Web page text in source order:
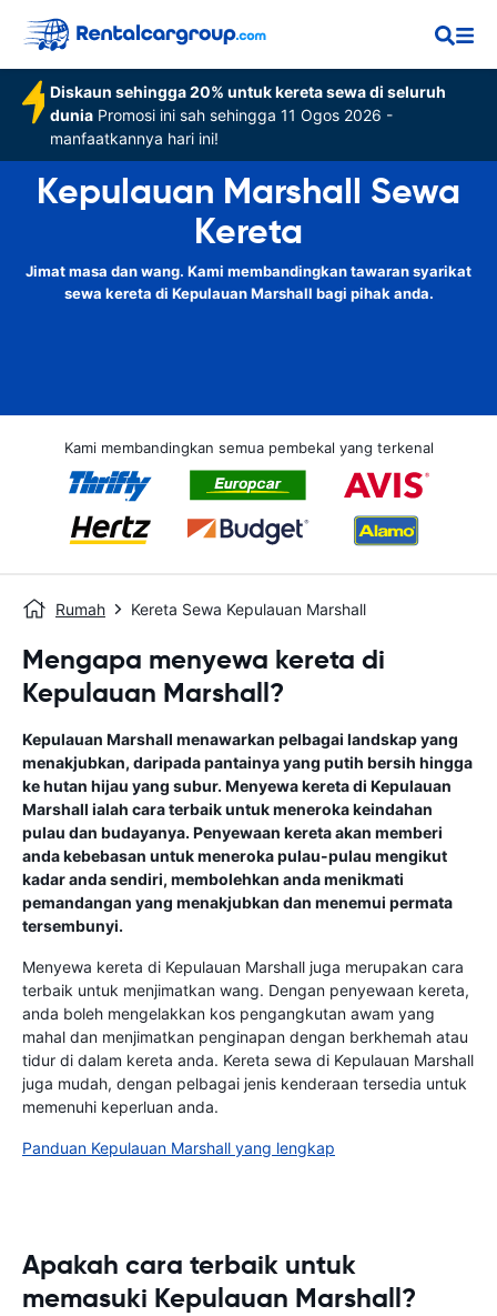
Diskaun sehingga 20% untuk kereta sewa di seluruh
dunia Promosi ini sah sehingga 11 Ogos 2026 -
manfaatkannya hari ini!
Kepulauan Marshall Sewa
Kereta
Jimat masa dan wang. Kami membandingkan tawaran syarikat
sewa kereta di Kepulauan Marshall bagi pihak anda.
Kami membandingkan semua pembekal yang terkenal
Rumah Kereta Sewa Kepulauan Marshall
Mengapa menyewa kereta di
Kepulauan Marshall?
Kepulauan Marshall menawarkan pelbagai landskap yang
menakjubkan, daripada pantainya yang putih bersih hingga
ke hutan hijau yang subur. Menyewa kereta di Kepulauan
Marshall ialah cara terbaik untuk meneroka keindahan
pulau dan budayanya. Penyewaan kereta akan memberi
anda kebebasan untuk meneroka pulau-pulau mengikut
kadar anda sendiri, membolehkan anda menikmati
pemandangan yang menakjubkan dan menemui permata
tersembunyi.
Menyewa kereta di Kepulauan Marshall juga merupakan cara
terbaik untuk menjimatkan wang. Dengan penyewaan kereta,
anda boleh mengelakkan kos pengangkutan awam yang
mahal dan menjimatkan penginapan dengan berkhemah atau
tidur di dalam kereta anda. Kereta sewa di Kepulauan Marshall
juga mudah, dengan pelbagai jenis kenderaan tersedia untuk
memenuhi keperluan anda.
Panduan Kepulauan Marshall yang lengkap
Apakah cara terbaik untuk
memasuki Kepulauan Marshall?